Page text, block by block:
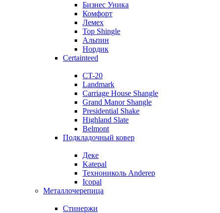
Бизнес Уника
Комфорт
Лемех
Top Shingle
Альпин
Нордик
Certainteed
CT-20
Landmark
Carriage House Shangle
Grand Manor Shangle
Presidential Shake
Highland Slate
Belmont
Подкладочный ковер
Деке
Katepal
Технониколь Anderep
Icopal
Металлочерепица
Стинержи